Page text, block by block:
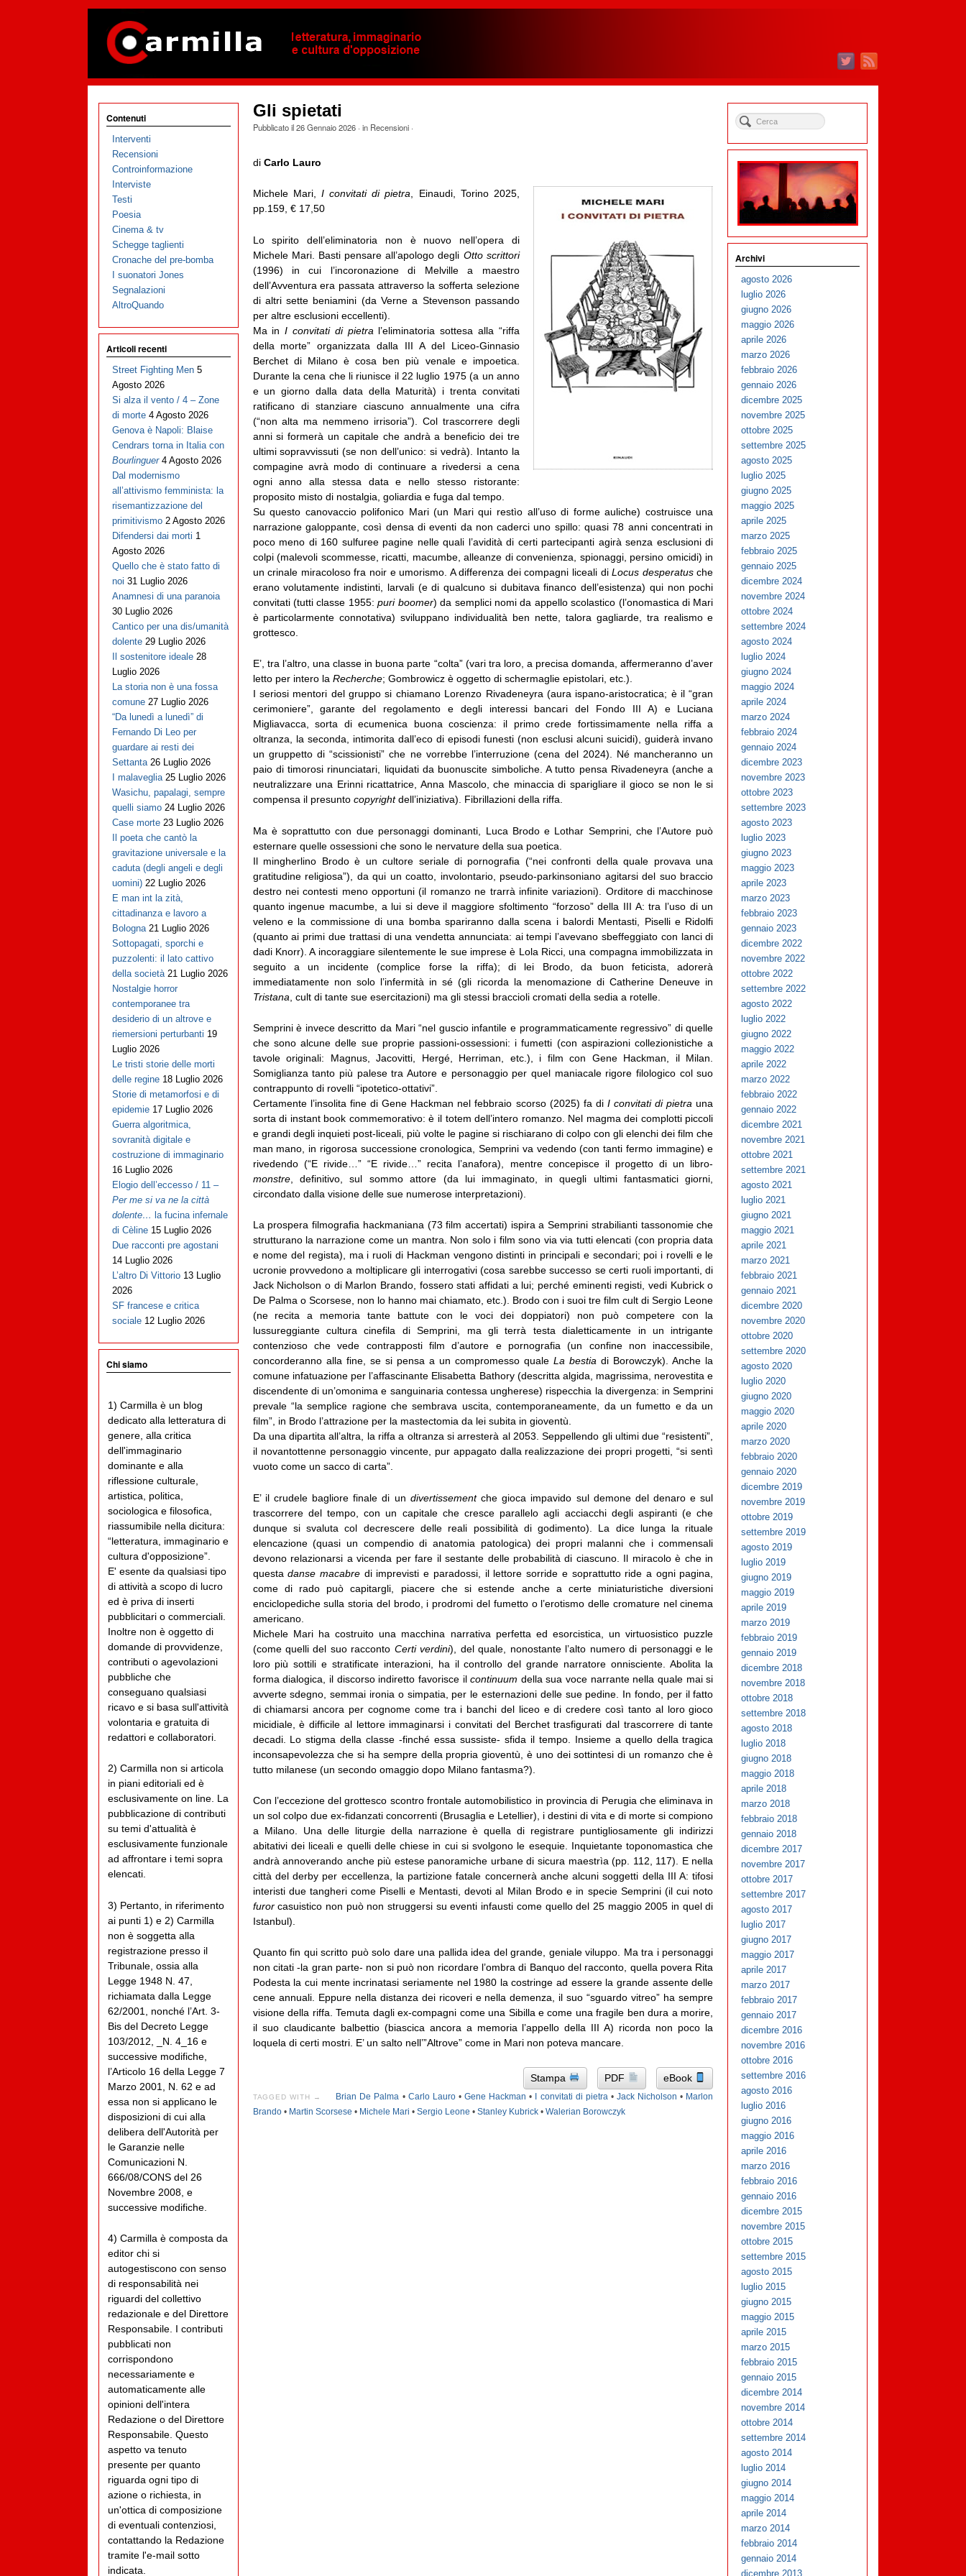
Gli spietati
Pubblicato il26 Gennaio 2026· in Recensioni·
di Carlo Lauro
Michele Mari, I convitati di pietra, Einaudi, Torino 2025,
pp.159, € 17,50
Lo spirito dell’eliminatoria non è nuovo nell’opera di
Michele Mari. Basti pensare all’apologo degli Otto scrittori
(1996) in cui l’incoronazione di Melville a maestro
dell’Avventura era passata attraverso la sofferta selezione
di altri sette beniamini (da Verne a Stevenson passando
per altre esclusioni eccellenti).
Ma inI convitati di pietra l’eliminatoria sottesa alla “riffa
della morte” organizzata dalla III A del Liceo-Ginnasio
Berchet di Milano è cosa ben più venale e impoetica.
Durante la cena che li riunisce il 22 luglio 1975 (a un anno
e un giorno dalla data della Maturità) i trenta convitati
ratificano di stanziare ciascuno annualmente una cifra
(“non alta ma nemmeno irrisoria”). Col trascorrere degli
anni si formerà un capitale che andrà a beneficio dei tre
ultimi sopravvissuti (se non dell’unico: si vedrà). Intanto la
compagine avrà modo di continuare a rivedersi a cena
ogni anno alla stessa data e nello stesso ristorante:
proposito misto di nostalgia, goliardia e fuga dal tempo.
Su questo canovaccio polifonico Mari (un Mari qui restìo all’uso di forme auliche) costruisce una
narrazione galoppante, così densa di eventi da non caderci uno spillo: quasi 78 anni concentrati in
poco meno di 160 sulfuree pagine nelle quali l’avidità di certi partecipanti agirà senza esclusioni di
colpi (malevoli scommesse, ricatti, macumbe, alleanze di convenienza, spionaggi, persino omicidi) in
un crinale miracoloso fra noir e umorismo. A differenza dei compagni liceali diLocus desperatusche
erano volutamente indistinti, larvali (e di qualcuno si dubitava financo dell’esistenza) qui non pochi
convitati (tutti classe 1955:puri boomer) da semplici nomi da appello scolastico (l’onomastica di Mari
è particolarmente connotativa) sviluppano individualità ben nette, talora gagliarde, tra realismo e
grottesco.
E’, tra l’altro, una classe in buona parte “colta” (vari tra loro, a precisa domanda, affermeranno d’aver
letto per intero la Recherche; Gombrowicz è oggetto di schermaglie epistolari, etc.).
I seriosi mentori del gruppo si chiamano Lorenzo Rivadeneyra (aura ispano-aristocratica; è il “gran
cerimoniere”, garante del regolamento e degli interessi bancari del Fondo III A) e Luciana
Migliavacca, sorta di ecumenica buona coscienza: il primo crede fortissimamente nella riffa a
oltranza, la seconda, intimorita dall’eco di episodi funesti (non esclusi alcuni suicidi), guiderà invano
un gruppetto di “scissionisti” che ne vorrebbe l’interruzione (cena del 2024). Né mancheranno un
paio di timorosi rinunciatari, liquidati da buonuscite simboliche. A tutto pensa Rivadeneyra (anche a
neutralizzare una Erinni ricattatrice, Anna Mascolo, che minaccia di sparigliare il gioco se non le si
compensa il presunto copyrightdell’iniziativa). Fibrillazioni della riffa.
Ma è soprattutto con due personaggi dominanti, Luca Brodo e Lothar Semprini, che l’Autore può
esternare quelle ossessioni che sono le nervature della sua poetica.
Il mingherlino Brodo è un cultore seriale di pornografia (“nei confronti della quale provava una
gratitudine religiosa”), da qui un coatto, involontario, pseudo-parkinsoniano agitarsi del suo braccio
destro nei contesti meno opportuni (il romanzo ne trarrà infinite variazioni). Orditore di macchinose
quanto ingenue macumbe, a lui si deve il maggiore sfoltimento “forzoso” della III A: tra l’uso di un
veleno e la commissione di una bomba spariranno dalla scena i balordi Mentasti, Piselli e Ridolfi
(quanto ai primi due trattasi di una vendetta annunciata: ai tempi l’avevano sbeffeggiato con lanci di
dadi Knorr). A incoraggiare silentemente le sue imprese è Lola Ricci, una compagna immobilizzata in
seguito a un incidente (complice forse la riffa); di lei Brodo, da buon feticista, adorerà
immediatamente non solo l’infermità in sé (gli ricorda la menomazione di Catherine Deneuve in
Tristana , cult di tante sue esercitazioni) ma gli stessi braccioli cromati della sedia a rotelle.
Semprini è invece descritto da Mari “nel guscio infantile e programmaticamente regressivo” di quelle
che sono alcune delle sue proprie passioni-ossessioni: i fumetti (con aspirazioni collezionistiche a
tavole originali: Magnus, Jacovitti, Hergé, Herriman, etc.), i film con Gene Hackman, il Milan.
Somiglianza tanto più palese tra Autore e personaggio per quel maniacale rigore filologico col suo
contrappunto di rovelli “ipotetico-ottativi”.
Certamente l’insolita fine di Gene Hackman nel febbraio scorso (2025) fa di I convitati di pietra una
sorta di instant book commemorativo: è il totem dell’intero romanzo. Nel magma dei complotti piccoli
e grandi degli inquieti post-liceali, più volte le pagine si rischiarano di colpo con gli elenchi dei film che
man mano, in rigorosa successione cronologica, Semprini va vedendo (con tanti fermo immagine) e
rivedendo (“E rivide…” “E rivide…” recita l’anafora), mentre concepisce il progetto di un libro-
monstre, definitivo, sul sommo attore (da lui immaginato, in quegli ultimi fantasmatici giorni,
circondato dalla visione delle sue numerose interpretazioni).
La prospera filmografia hackmaniana (73 film accertati) ispira a Semprini strabilianti tassonomie che
strutturano la narrazione come un mantra. Non solo i film sono via via tutti elencati (con propria data
e nome del regista), ma i ruoli di Hackman vengono distinti in principali e secondari; poi i rovelli e le
ucronie provvedono a moltiplicare gli interrogativi (cosa sarebbe successo se certi ruoli importanti, di
Jack Nicholson o di Marlon Brando, fossero stati affidati a lui; perché eminenti registi, vedi Kubrick o
De Palma o Scorsese, non lo hanno mai chiamato, etc.). Brodo con i suoi tre film cult di Sergio Leone
(ne recita a memoria tante battute con le voci dei doppiatori) non può competere con la
lussureggiante cultura cinefila di Semprini, ma gli terrà testa dialetticamente in un intrigante
contenzioso che vede contrapposti film d’autore e pornografia (un confine non inaccessibile,
concorderanno alla fine, se si pensa a un compromesso qualeLa bestia di Borowczyk). Anche la
comune infatuazione per l’affascinante Elisabetta Bathory (descritta algida, magrissima, nerovestita e
discendente di un’omonima e sanguinaria contessa ungherese) rispecchia la divergenza: in Semprini
prevale “la semplice ragione che sembrava uscita, contemporaneamente, da un fumetto e da un
film”, in Brodo l’attrazione per la mastectomia da lei subita in gioventù.
Da una dipartita all’altra, la riffa a oltranza si arresterà al 2053. Seppellendo gli ultimi due “resistenti”,
il novantottenne personaggio vincente, pur appagato dalla realizzazione dei propri progetti, “si sentì
vuoto come un sacco di carta”.
E’ il crudele bagliore finale di un divertissementche gioca impavido sul demone del denaro e sul
trascorrere del tempo, con un capitale che cresce parallelo agli acciacchi degli aspiranti (e che
dunque si svaluta col decrescere delle reali possibilità di godimento). La dice lunga la rituale
elencazione (quasi un compendio di anatomia patologica) dei propri malanni che i commensali
devono relazionarsi a vicenda per fare il sestante delle probabilità di ciascuno. Il miracolo è che in
questadanse macabre di imprevisti e paradossi, il lettore sorride e soprattutto ride a ogni pagina,
come di rado può capitargli, piacere che si estende anche a certe miniaturistiche diversioni
enciclopediche sulla storia del brodo, i prodromi del fumetto o l’erotismo delle cromature nel cinema
americano.
Michele Mari ha costruito una macchina narrativa perfetta ed esorcistica, un virtuosistico puzzle
(come quelli del suo racconto Certi verdini), del quale, nonostante l’alto numero di personaggi e le
loro più sottili e stratificate interazioni, ha il controllo del grande narratore onnisciente. Abolita la
forma dialogica, il discorso indiretto favorisce ilcontinuum della sua voce narrante nella quale mai si
avverte sdegno, semmai ironia o simpatia, per le esternazioni delle sue pedine. In fondo, per il fatto
di chiamarsi ancora per cognome come tra i banchi del liceo e di credere così tanto al loro gioco
micidiale, è difficile al lettore immaginarsi i convitati del Berchet trasfigurati dal trascorrere di tante
decadi. Lo stigma della classe -finché essa sussiste- sfida il tempo. Insieme a quello della tragica
inconsapevolezza che si ha sempre della propria gioventù, è uno dei sottintesi di un romanzo che è
tutto milanese (un secondo omaggio dopo Milano fantasma?).
Con l’eccezione del grottesco scontro frontale automobilistico in provincia di Perugia che eliminava in
un sol colpo due ex-fidanzati concorrenti (Brusaglia e Letellier), i destini di vita e di morte si compiono
a Milano. Una delle liturgie della narrazione è quella di registrare puntigliosamente gli indirizzi
abitativi dei liceali e quelli delle chiese in cui si svolgono le esequie. Inquietante toponomastica che
andrà annoverando anche più estese panoramiche urbane di sicura maestrìa (pp. 112, 117). E nella
città del derby per eccellenza, la partizione fatale concernerà anche alcuni soggetti della III A: tifosi
interisti due tangheri come Piselli e Mentasti, devoti al Milan Brodo e in specie Semprini (il cui noto
furorcasuistico non può non struggersi su eventi infausti come quello del 25 maggio 2005 in quel di
Istanbul).
Quanto fin qui scritto può solo dare una pallida idea del grande, geniale viluppo. Ma tra i personaggi
non citati -la gran parte- non si può non ricordare l’ombra di Banquo del racconto, quella povera Rita
Podesta la cui mente incrinatasi seriamente nel 1980 la costringe ad essere la grande assente delle
cene annuali. Eppure nella distanza dei ricoveri e nella demenza, il suo “sguardo vitreo” ha sempre
visione della riffa. Temuta dagli ex-compagni come una Sibilla e come una fragile ben dura a morire,
il suo claudicante balbettio (biascica ancora a memoria l’appello della III A) ricorda non poco la
loquela di certi mostri. E’ un salto nell’”Altrove” come in Mari non poteva mancare.
Stampa PDF eBook
TAGGED WITH → Brian De Palma • Carlo Lauro•Gene Hackman • I convitati di pietra•Jack Nicholson • Marlon
Brando• Martin Scorsese • Michele Mari • Sergio Leone • Stanley Kubrick• Walerian Borowczyk
Contenuti
Interventi
Recensioni
Controinformazione
Interviste
Testi
Poesia
Cinema & tv
Schegge taglienti
Cronache del pre-bomba
I suonatori Jones
Segnalazioni
AltroQuando
Articoli recenti
Street Fighting Men 5
Agosto 2026
Si alza il vento / 4 – Zone
di morte 4 Agosto 2026
Genova è Napoli: Blaise
Cendrars torna in Italia con
Bourlinguer 4 Agosto 2026
Dal modernismo
all’attivismo femminista: la
risemantizzazione del
primitivismo 2 Agosto 2026
Difendersi dai morti 1
Agosto 2026
Quello che è stato fatto di
noi 31 Luglio 2026
Anamnesi di una paranoia
30 Luglio 2026
Cantico per una dis/umanità
dolente 29 Luglio 2026
Il sostenitore ideale 28
Luglio 2026
La storia non è una fossa
comune 27 Luglio 2026
“Da lunedì a lunedì” di
Fernando Di Leo per
guardare ai resti dei
Settanta 26 Luglio 2026
I malaveglia 25 Luglio 2026
Wasichu, papalagi, sempre
quelli siamo 24 Luglio 2026
Case morte 23 Luglio 2026
Il poeta che cantò la
gravitazione universale e la
caduta (degli angeli e degli
uomini) 22 Luglio 2026
E man int la zità,
cittadinanza e lavoro a
Bologna 21 Luglio 2026
Sottopagati, sporchi e
puzzolenti: il lato cattivo
della società 21 Luglio 2026
Nostalgie horror
contemporanee tra
desiderio di un altrove e
riemersioni perturbanti 19
Luglio 2026
Le tristi storie delle morti
delle regine 18 Luglio 2026
Storie di metamorfosi e di
epidemie 17 Luglio 2026
Guerra algoritmica,
sovranità digitale e
costruzione di immaginario
16 Luglio 2026
Elogio dell’eccesso / 11 –
Per me si va ne la città
dolente… la fucina infernale
di Cèline 15 Luglio 2026
Due racconti pre agostani
14 Luglio 2026
L’altro Di Vittorio 13 Luglio
2026
SF francese e critica
sociale 12 Luglio 2026
Chi siamo
1) Carmilla è un blog
dedicato alla letteratura di
genere, alla critica
dell'immaginario
dominante e alla
riflessione culturale,
artistica, politica,
sociologica e filosofica,
riassumibile nella dicitura:
“letteratura, immaginario e
cultura d'opposizione”.
E' esente da qualsiasi tipo
di attività a scopo di lucro
ed è priva di inserti
pubblicitari o commerciali.
Inoltre non è oggetto di
domande di provvidenze,
contributi o agevolazioni
pubbliche che
conseguano qualsiasi
ricavo e si basa sull'attività
volontaria e gratuita di
redattori e collaboratori.
2) Carmilla non si articola
in piani editoriali ed è
esclusivamente on line. La
pubblicazione di contributi
su temi d'attualità è
esclusivamente funzionale
ad affrontare i temi sopra
elencati.
3) Pertanto, in riferimento
ai punti 1) e 2) Carmilla
non è soggetta alla
registrazione presso il
Tribunale, ossia alla
Legge 1948 N. 47,
richiamata dalla Legge
62/2001, nonché l’Art. 3-
Bis del Decreto Legge
103/2012, _N. 4_16 e
successive modifiche,
l’Articolo 16 della Legge 7
Marzo 2001, N. 62 e ad
essa non si applicano le
disposizioni di cui alla
delibera dell'Autorità per
le Garanzie nelle
Comunicazioni N.
666/08/CONS del 26
Novembre 2008, e
successive modifiche.
4) Carmilla è composta da
editor chi si
autogestiscono con senso
di responsabilità nei
riguardi del collettivo
redazionale e del Direttore
Responsabile. I contributi
pubblicati non
corrispondono
necessariamente e
automaticamente alle
opinioni dell'intera
Redazione o del Direttore
Responsabile. Questo
aspetto va tenuto
presente per quanto
riguarda ogni tipo di
azione o richiesta, in
un'ottica di composizione
di eventuali contenziosi,
contattando la Redazione
tramite l'e-mail sotto
indicata.
Archivi
agosto 2026
luglio 2026
giugno 2026
maggio 2026
aprile 2026
marzo 2026
febbraio 2026
gennaio 2026
dicembre 2025
novembre 2025
ottobre 2025
settembre 2025
agosto 2025
luglio 2025
giugno 2025
maggio 2025
aprile 2025
marzo 2025
febbraio 2025
gennaio 2025
dicembre 2024
novembre 2024
ottobre 2024
settembre 2024
agosto 2024
luglio 2024
giugno 2024
maggio 2024
aprile 2024
marzo 2024
febbraio 2024
gennaio 2024
dicembre 2023
novembre 2023
ottobre 2023
settembre 2023
agosto 2023
luglio 2023
giugno 2023
maggio 2023
aprile 2023
marzo 2023
febbraio 2023
gennaio 2023
dicembre 2022
novembre 2022
ottobre 2022
settembre 2022
agosto 2022
luglio 2022
giugno 2022
maggio 2022
aprile 2022
marzo 2022
febbraio 2022
gennaio 2022
dicembre 2021
novembre 2021
ottobre 2021
settembre 2021
agosto 2021
luglio 2021
giugno 2021
maggio 2021
aprile 2021
marzo 2021
febbraio 2021
gennaio 2021
dicembre 2020
novembre 2020
ottobre 2020
settembre 2020
agosto 2020
luglio 2020
giugno 2020
maggio 2020
aprile 2020
marzo 2020
febbraio 2020
gennaio 2020
dicembre 2019
novembre 2019
ottobre 2019
settembre 2019
agosto 2019
luglio 2019
giugno 2019
maggio 2019
aprile 2019
marzo 2019
febbraio 2019
gennaio 2019
dicembre 2018
novembre 2018
ottobre 2018
settembre 2018
agosto 2018
luglio 2018
giugno 2018
maggio 2018
aprile 2018
marzo 2018
febbraio 2018
gennaio 2018
dicembre 2017
novembre 2017
ottobre 2017
settembre 2017
agosto 2017
luglio 2017
giugno 2017
maggio 2017
aprile 2017
marzo 2017
febbraio 2017
gennaio 2017
dicembre 2016
novembre 2016
ottobre 2016
settembre 2016
agosto 2016
luglio 2016
giugno 2016
maggio 2016
aprile 2016
marzo 2016
febbraio 2016
gennaio 2016
dicembre 2015
novembre 2015
ottobre 2015
settembre 2015
agosto 2015
luglio 2015
giugno 2015
maggio 2015
aprile 2015
marzo 2015
febbraio 2015
gennaio 2015
dicembre 2014
novembre 2014
ottobre 2014
settembre 2014
agosto 2014
luglio 2014
giugno 2014
maggio 2014
aprile 2014
marzo 2014
febbraio 2014
gennaio 2014
dicembre 2013